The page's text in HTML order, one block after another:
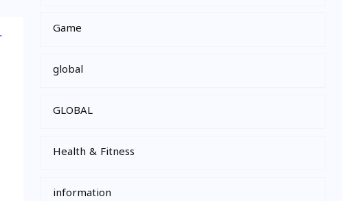
Game
global
GLOBAL
Health & Fitness
information